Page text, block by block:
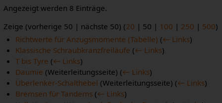
Angezeigt werden 8 Einträge.
Zeige (vorherige 50 | nächste 50) (20 | 50 | 100 | 250 | 500)
Richtwerte für Anzugsmomente (Tabelle) (← Links)
Klassische Schraubkranzfreiläufe (← Links)
T bis Tyre (← Links)
Daumie (Weiterleitungsseite) (← Links)
Überlenker-Schalthebel (Weiterleitungsseite) (← Links)
Bremsen für Tandems (← Links)